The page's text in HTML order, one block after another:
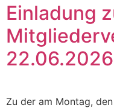
Einladung
22.06.2026
Zu der am Montag,